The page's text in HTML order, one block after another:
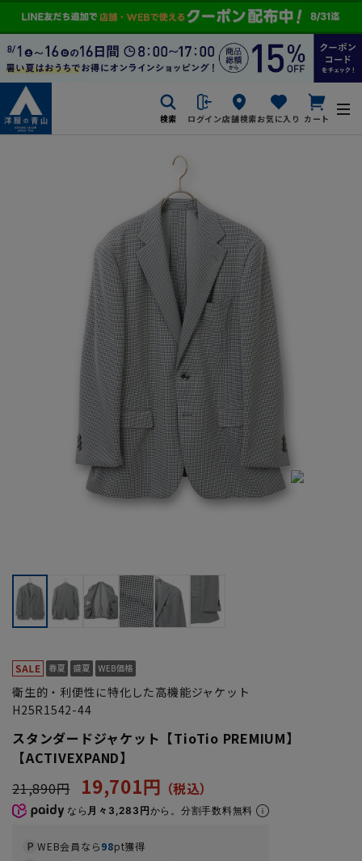
検索 ログイン店舗検索お気に入り カート
衛生的・利便性に特化した高機能ジャケット
H25R1542-44
スタンダードジャケット【TioTio PREMIUM】
【ACTIVEXPAND】
21,890円
19,701円
なら 月々3,283円から。分割手数料無料
WEB会員なら98pt獲得